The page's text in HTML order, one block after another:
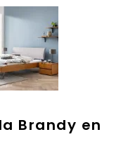
Brandy en